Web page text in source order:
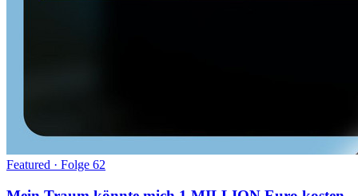
Featured · Folge 62